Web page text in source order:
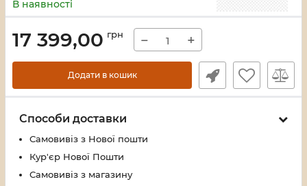
В наявності
17 399,00 грн − +
Додати в кошик
Способи доставки
Самовивіз з Нової пошти
Кур'єр Нової Пошти
Самовивіз з магазину